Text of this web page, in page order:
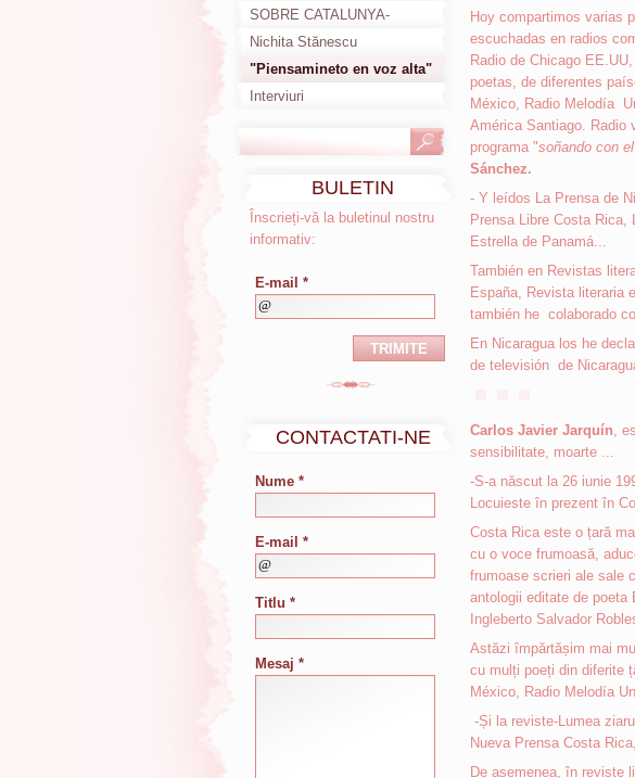
Hoy compartimos varias
escuchadas en radios
Radio de Chicago
poetas, de diferentes
México, Radio Melodía
América Santiago. Radio
programa "soñando con
Sánchez.
- Y leídos La Prensa de
Prensa Libre Costa
Estrella de Panamá...
También en Revistas
España, Revista literaria
también he colaborado
En Nicaragua los he
de televisión de
Carlos Javier Jarquín,
sensibilitate, moarte ...
-S-a născut la 26 iunie
Locuieste în prezent în
Costa Rica este o țară
cu o voce frumoasă,
frumoase scrieri ale sale
antologii editate de poeta
Ingleberto Salvador
Astăzi împărtășim mai
cu mulți poeți din diferite
México, Radio Melodía
-Și la reviste-Lumea
Nueva Prensa Costa
De asemenea, în reviste
HISTORIA
SOBRE CATALUNYA-
DESPRE CATALUNIA
Nichita Stănescu
"Piensamineto en voz alta"
Interviuri
BULETIN
INFORMATIV
Înscrieți-vă la buletinul nostru
informativ:
E-mail *
CONTACTATI-NE
Nume *
E-mail *
Titlu *
Mesaj *